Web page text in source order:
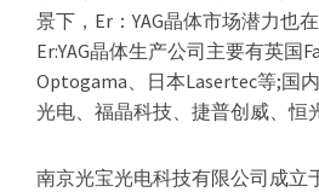
景下，Er：YAG晶体市场潜力也
Er:YAG晶体生产公司主要有英国
Optogama、日本Lasertec等;国
光电、福晶科技、捷普创威、恒
南京光宝光电科技有限公司成立